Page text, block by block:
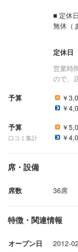
■ 定休日
無休（
定休日
営業時
ので、
予算
￥
￥
予算
口コミ集計
￥
￥
席・設備
席数 36席
特徴・関連情報
オープン日 2012-
法人名・事業者名
最終更新日2026/08/03
株式会社京都ダイナー